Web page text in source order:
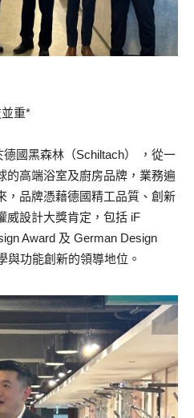
重*
國黑森林（Schiltach） ，從一
的高端浴室及廚房品牌，業務遍
，品牌憑藉德國精工品質、創新
威設計大獎肯定，包括 iF
Award 及 German Design
與功能創新的領導地位。